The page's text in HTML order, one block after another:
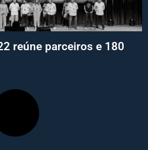
reúne parceiros e 180